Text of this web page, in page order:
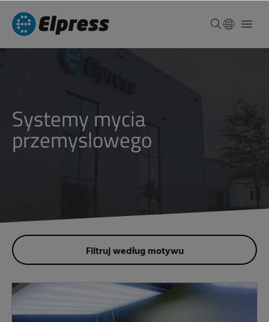
systemy mycia
przemyslowego
Filtruj według motywu